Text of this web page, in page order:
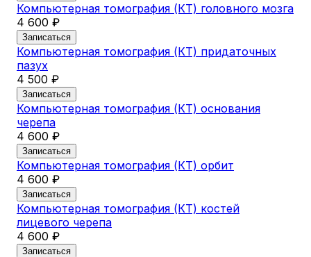
Компьютерная томография (КТ) головного мозга
4 600 ₽
Записаться
Компьютерная томография (КТ) придаточных
пазух
4 500 ₽
Записаться
Компьютерная томография (КТ) основания
черепа
4 600 ₽
Записаться
Компьютерная томография (КТ) орбит
4 600 ₽
Записаться
Компьютерная томография (КТ) костей
лицевого черепа
4 600 ₽
Записаться